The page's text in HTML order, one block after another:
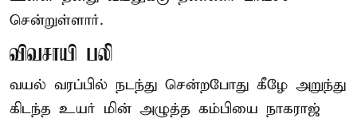
சென்றுள்ளார்.
விவசாயி பலி
வயல் வரப்பில் நடந்து சென்றபோது கீழே அறுந்து
கிடந்த உயர் மின் அழுத்த கம்பியை நாகராஜ்